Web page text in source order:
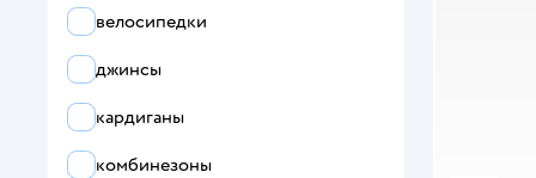
бирюзовый
велосипедки
джинсы
кардиганы
комбинезоны